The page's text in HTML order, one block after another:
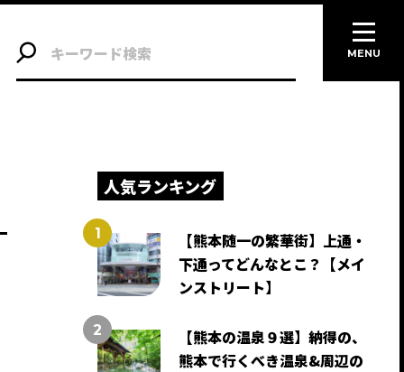
人気ランキング
【熊本随一の繁華街】上通・
下通ってどんなとこ？【メイ
ンストリート】
【熊本の温泉９選】納得の、
熊本で行くべき温泉&周辺の
MENU